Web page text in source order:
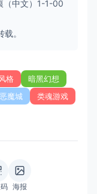
中文）1-1-00
。
格
暗黑幻想
魔城
类魂游戏
海报